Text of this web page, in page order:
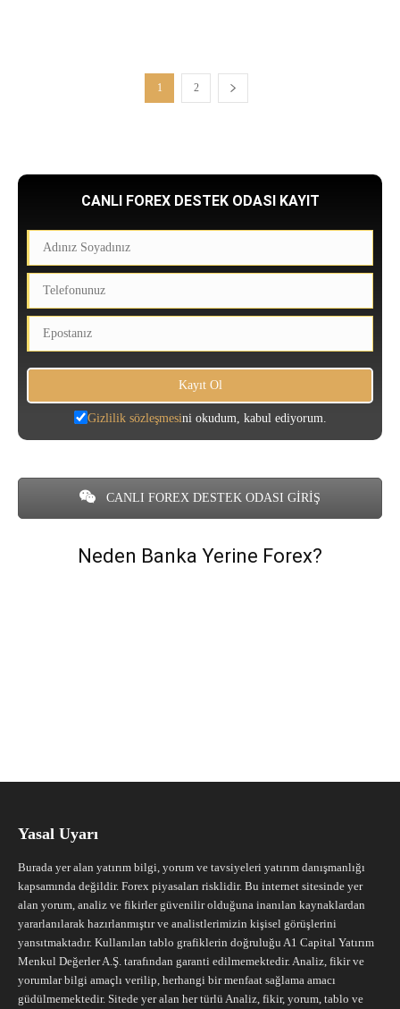
1 2
CANLI FOREX DESTEK ODASI KAYIT
Gizlilik sözleşmesini okudum, kabul ediyorum.
CANLI FOREX DESTEK ODASI GİRİŞ
Neden Banka Yerine Forex?
Yasal Uyarı
Burada yer alan yatırım bilgi, yorum ve tavsiyeleri yatırım danışmanlığı
kapsamında değildir. Forex piyasaları risklidir. Bu internet sitesinde yer
alan yorum, analiz ve fikirler güvenilir olduğuna inanılan kaynaklardan
yararlanılarak hazırlanmıştır ve analistlerimizin kişisel görüşlerini
yansıtmaktadır. Kullanılan tablo grafiklerin doğruluğu A1 Capital Yatırım
Menkul Değerler A.Ş. tarafından garanti edilmemektedir. Analiz, fikir ve
yorumlar bilgi amaçlı verilip, herhangi bir menfaat sağlama amacı
güdülmemektedir. Sitede yer alan her türlü Analiz, fikir, yorum, tablo ve